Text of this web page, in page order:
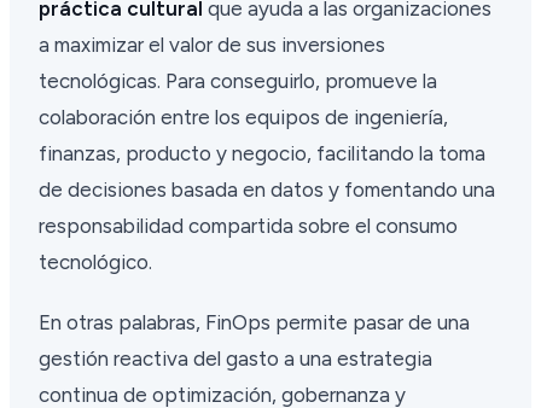
práctica cultural que ayuda a las organizaciones
a maximizar el valor de sus inversiones
tecnológicas. Para conseguirlo, promueve la
colaboración entre los equipos de ingeniería,
finanzas, producto y negocio, facilitando la toma
de decisiones basada en datos y fomentando una
responsabilidad compartida sobre el consumo
tecnológico.
En otras palabras, FinOps permite pasar de una
gestión reactiva del gasto a una estrategia
continua de optimización, gobernanza y